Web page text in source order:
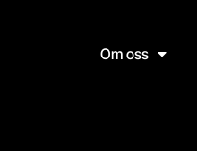
Om oss